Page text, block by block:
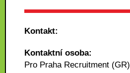
Kontakt:
Kontaktní osoba:
Pro Praha Recruitment (GR)